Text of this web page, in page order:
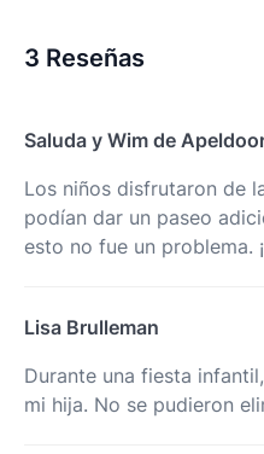
3 Reseñas
Saluda y Wim de
Los niños disfrutaron de
podían dar un paseo
esto no fue un problema.
Lisa Brulleman
Durante una fiesta
mi hija. No se pudieron